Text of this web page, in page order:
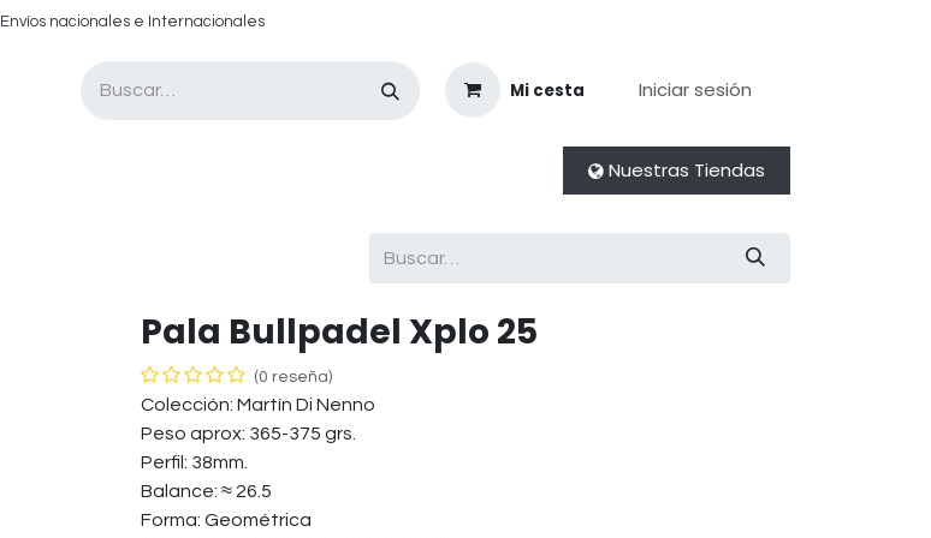
​​ E​nvíos nacionales e ​​​Internacionales​
Mi cesta Iniciar sesión
Nuestras Tiendas
Pala Bullpadel Xplo 25
(0 reseña)
Colección: Martín Di Nenno
Peso aprox: 365-375 grs.
Perfil: 38mm.
Balance: ≈ 26.5
Forma: Geométrica